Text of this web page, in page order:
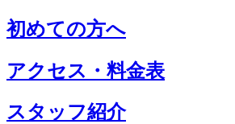
初めての方へ
アクセス・料金表
スタッフ紹介